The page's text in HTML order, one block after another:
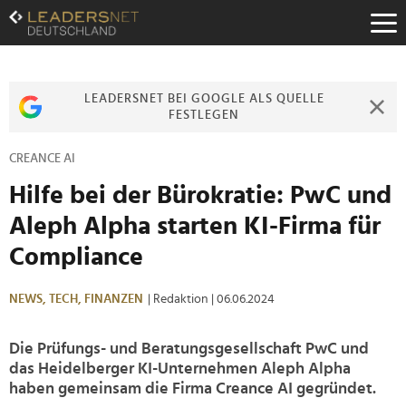
Zum
Inhalt
Zur
Zur
LEADERSNET BEI GOOGLE ALS QUELLE
FESTLEGEN
CREANCE AI
Hilfe bei der Bürokratie: PwC und
Aleph Alpha starten KI-Firma für
Compliance
NEWS, TECH, FINANZEN | Redaktion | 06.06.2024
Die Prüfungs- und Beratungsgesellschaft PwC und
das Heidelberger KI-Unternehmen Aleph Alpha
haben gemeinsam die Firma Creance AI gegründet.